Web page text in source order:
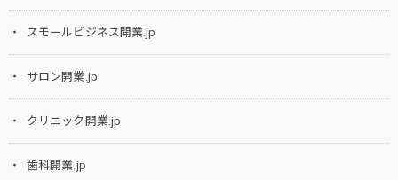
スモールビジネス開業.jp
サロン開業.jp
クリニック開業.jp
歯科開業.jp